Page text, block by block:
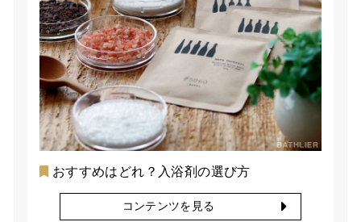
おすすめはどれ？入浴剤の選び方
コンテンツを見る